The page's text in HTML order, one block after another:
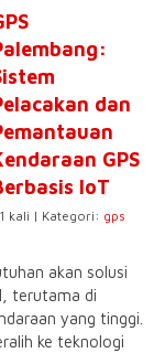
dan
GPS
IoT
kali | Kategori: gps
akan solusi
terutama di
yang tinggi.
ke teknologi